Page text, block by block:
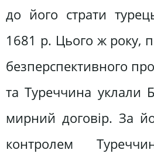
до його страти
1681 р. Цього ж року,
безперспективного
та Туреччина уклали
мирний договір. За
контролем